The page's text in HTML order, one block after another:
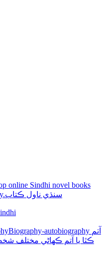
online Sindhi novel books
through cash on delivery.سنڌي ناول ڪتاب
Biography-autobiography آتم
ڪٿا يا آتم ڪھاڻي مختلف